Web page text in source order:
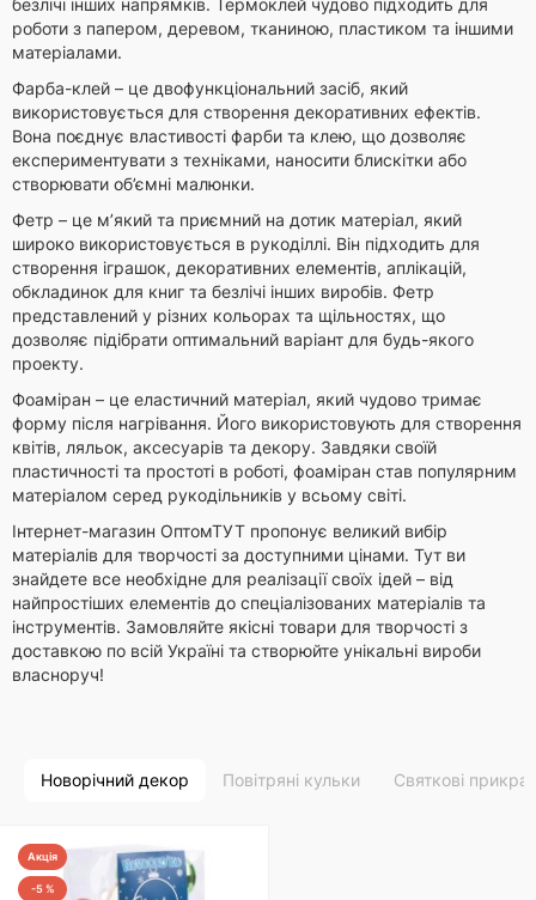
безлічі інших напрямків. Термоклей чудово підходить для
роботи з папером, деревом, тканиною, пластиком та іншими
матеріалами.
Фарба-клей – це двофункціональний засіб, який
використовується для створення декоративних ефектів.
Вона поєднує властивості фарби та клею, що дозволяє
експериментувати з техніками, наносити блискітки або
створювати об’ємні малюнки.
Фетр – це м’який та приємний на дотик матеріал, який
широко використовується в рукоділлі. Він підходить для
створення іграшок, декоративних елементів, аплікацій,
обкладинок для книг та безлічі інших виробів. Фетр
представлений у різних кольорах та щільностях, що
дозволяє підібрати оптимальний варіант для будь-якого
проекту.
Фоаміран – це еластичний матеріал, який чудово тримає
форму після нагрівання. Його використовують для створення
квітів, ляльок, аксесуарів та декору. Завдяки своїй
пластичності та простоті в роботі, фоаміран став популярним
матеріалом серед рукодільників у всьому світі.
Інтернет-магазин ОптомТУТ пропонує великий вибір
матеріалів для творчості за доступними цінами. Тут ви
знайдете все необхідне для реалізації своїх ідей – від
найпростіших елементів до спеціалізованих матеріалів та
інструментів. Замовляйте якісні товари для творчості з
доставкою по всій Україні та створюйте унікальні вироби
власноруч!
Новорічний декор Повітряні кульки Святкові
Акція
-5 %